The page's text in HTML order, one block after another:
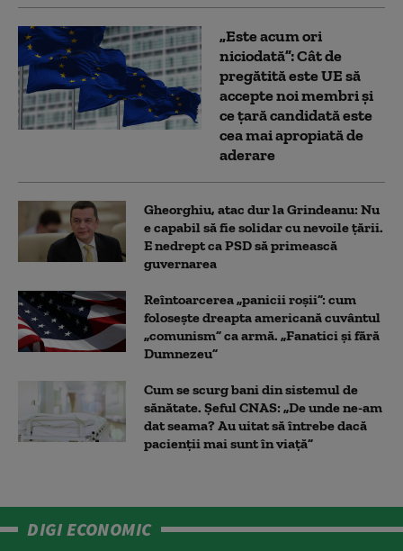
„Este acum ori
niciodată”: Cât de
pregătită este UE să
accepte noi membri și
ce țară candidată este
cea mai apropiată de
aderare
Gheorghiu, atac dur la Grindeanu: Nu
e capabil să fie solidar cu nevoile țării.
E nedrept ca PSD să primească
guvernarea
Reîntoarcerea „panicii roșii”: cum
folosește dreapta americană cuvântul
„comunism” ca armă. „Fanatici și fără
Dumnezeu”
Cum se scurg bani din sistemul de
sănătate. Șeful CNAS: „De unde ne-am
dat seama? Au uitat să întrebe dacă
pacienții mai sunt în viață”
DIGI ECONOMIC